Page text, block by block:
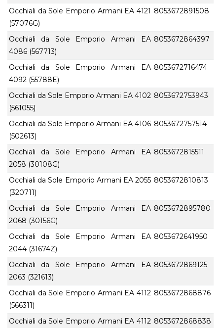
Occhiali da Sole Emporio Armani EA 4121
(57076G)
8053672891508
Occhiali da Sole Emporio Armani EA
4086 (567713)
8053672864397
Occhiali da Sole Emporio Armani EA
4092 (55788E)
8053672716474
Occhiali da Sole Emporio Armani EA 4102
(561055)
8053672753943
Occhiali da Sole Emporio Armani EA 4106
(502613)
8053672757514
Occhiali da Sole Emporio Armani EA
2058 (30108G)
8053672815511
Occhiali da Sole Emporio Armani EA 2055
(320711)
8053672810813
Occhiali da Sole Emporio Armani EA
2068 (30156G)
8053672895780
Occhiali da Sole Emporio Armani EA
2044 (31674Z)
8053672641950
Occhiali da Sole Emporio Armani EA
2063 (321613)
8053672869125
Occhiali da Sole Emporio Armani EA 4112
(566311)
8053672868876
Occhiali da Sole Emporio Armani EA 4112 8053672868838